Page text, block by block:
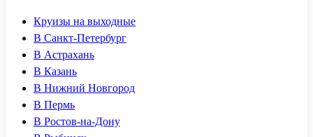
Круизы на выходные
В Санкт-Петербург
В Астрахань
В Казань
В Нижний Новгород
В Пермь
В Ростов-на-Дону